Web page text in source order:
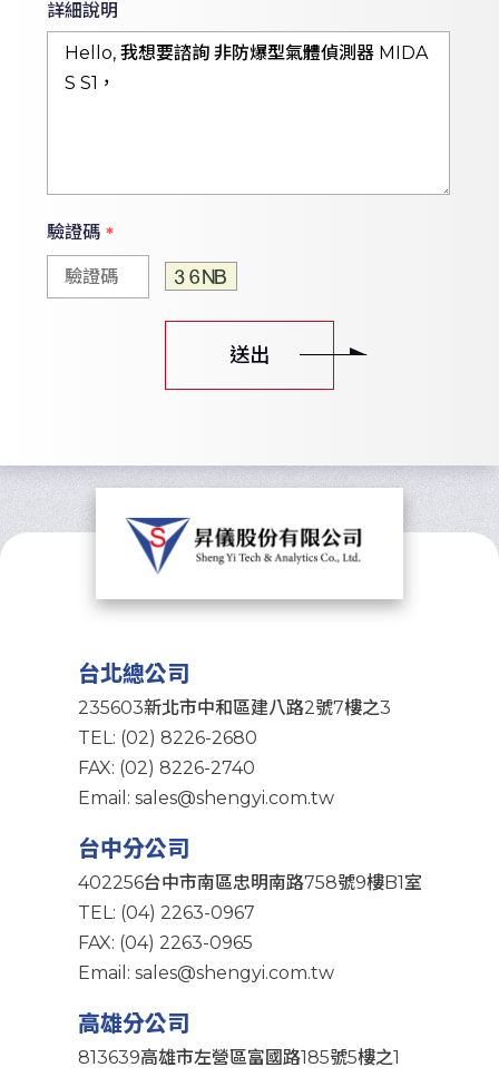
詳細說明
驗證碼 *
送出
台北總公司
235603新北市中和區建八路2號7樓之3
TEL: (02) 8226-2680
FAX: (02) 8226-2740
Email: sales@shengyi.com.tw
台中分公司
402256台中市南區忠明南路758號9樓B1室
TEL: (04) 2263-0967
FAX: (04) 2263-0965
Email: sales@shengyi.com.tw
高雄分公司
813639高雄市左營區富國路185號5樓之1